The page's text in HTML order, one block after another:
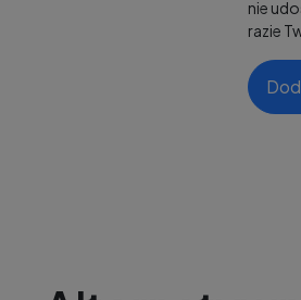
nie
razie